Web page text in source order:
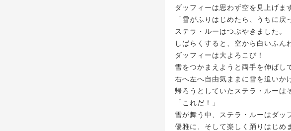
ダッフィーは思わず空を見上げま
「雪がふりはじめたら、うちに戻
ステラ・ルーはつぶやきました。
しばらくすると、空から白いふん
ダッフィーは大よろこび！
雪をつかまえようと両手を伸ばし
右へ左へ自由気ままに雪を追いか
帰ろうとしていたステラ・ルーは
「これだ！」
雪が舞う中、ステラ・ルーはダッ
優雅に、そして楽しく踊りはじめ